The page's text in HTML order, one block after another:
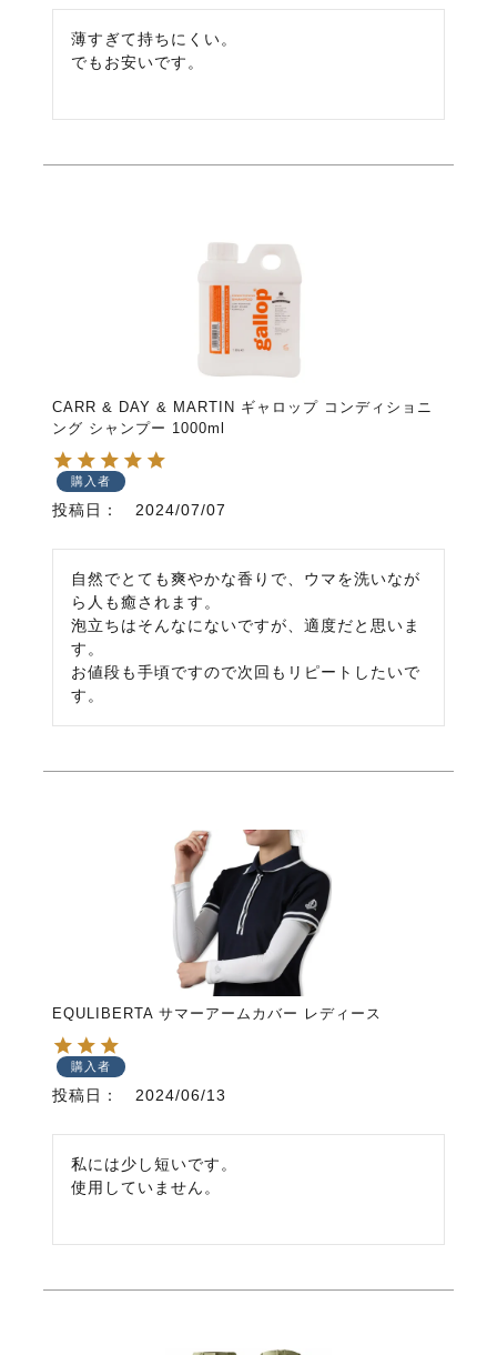
薄すぎて持ちにくい。
でもお安いです。
CARR & DAY & MARTIN ギャロップ コンディショニ
ング シャンプー 1000ml
購入者
投稿日 2024/07/07
自然でとても爽やかな香りで、ウマを洗いなが
ら人も癒されます。
泡立ちはそんなにないですが、適度だと思いま
す。
お値段も手頃ですので次回もリピートしたいで
す。
EQULIBERTA サマーアームカバー レディース
購入者
投稿日 2024/06/13
私には少し短いです。
使用していません。